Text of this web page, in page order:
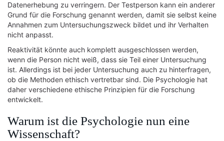
Datenerhebung zu verringern. Der Testperson kann ein anderer
Grund für die Forschung genannt werden, damit sie selbst keine
Annahmen zum Untersuchungszweck bildet und ihr Verhalten
nicht anpasst.
Reaktivität könnte auch komplett ausgeschlossen werden,
wenn die Person nicht weiß, dass sie Teil einer Untersuchung
ist. Allerdings ist bei jeder Untersuchung auch zu hinterfragen,
ob die Methoden ethisch vertretbar sind. Die Psychologie hat
daher verschiedene ethische Prinzipien für die Forschung
entwickelt.
Warum ist die Psychologie nun eine
Wissenschaft?